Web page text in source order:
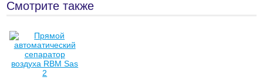
Смотрите также